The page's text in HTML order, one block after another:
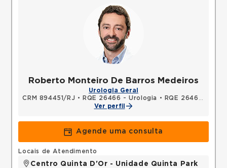
Roberto Monteiro De Barros Medeiros
Urologia Geral
CRM 894451/RJ • RQE 26466 - Urologia •
RQE 26467 - Cirurgia geral
Ver perfil
Agende uma consulta
Locais de Atendimento
Centro Quinta D'Or - Unidade Quinta Park